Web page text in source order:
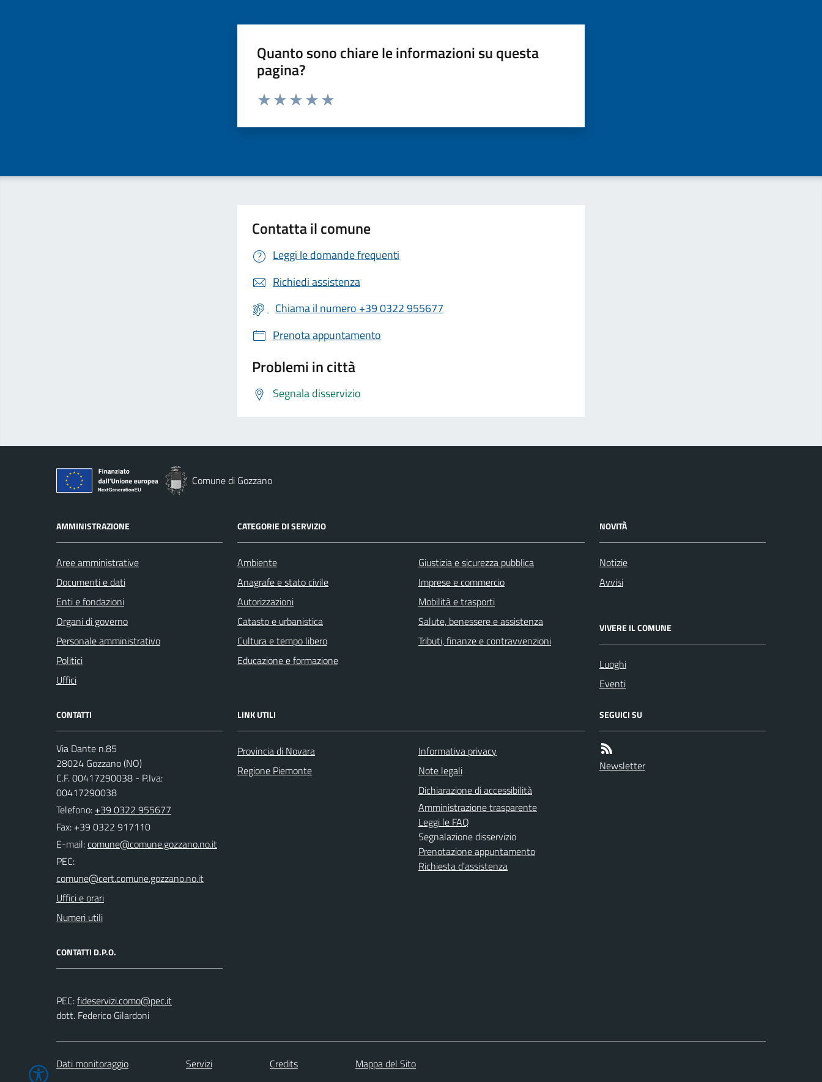
Quanto sono chiare le informazioni su questa
pagina?
Valuta da 1 a 5 stelle la pagina
Contatta il comune
Leggi le domande frequenti
Richiedi assistenza
Chiama il numero +39 0322 955677
Prenota appuntamento
Problemi in città
Segnala disservizio
Comune di Gozzano
AMMINISTRAZIONE
Aree amministrative
Documenti e dati
Enti e fondazioni
Organi di governo
Personale amministrativo
Politici
Uffici
CATEGORIE DI SERVIZIO
Ambiente
Anagrafe e stato civile
Autorizzazioni
Catasto e urbanistica
Cultura e tempo libero
Educazione e formazione
Giustizia e sicurezza pubblica
Imprese e commercio
Mobilità e trasporti
Salute, benessere e assistenza
Tributi, finanze e contravvenzioni
NOVITÀ
Notizie
Avvisi
VIVERE IL COMUNE
Luoghi
Eventi
CONTATTI
Via Dante n.85
28024 Gozzano (NO)
C.F. 00417290038 - P.Iva:
00417290038
Telefono: +39 0322 955677
Fax: +39 0322 917110
E-mail:
PEC:
Uffici e orari
Numeri utili
CONTATTI D.P.O.
PEC:
dott. Federico Gilardoni
LINK UTILI
Provincia di Novara
Regione Piemonte
Informativa privacy
Note legali
Dichiarazione di accessibilità
Amministrazione trasparente
Leggi le FAQ
Segnalazione disservizio
Prenotazione appuntamento
Richiesta d'assistenza
SEGUICI SU
Newsletter
Dati monitoraggio Servizi Credits Mappa del Sito